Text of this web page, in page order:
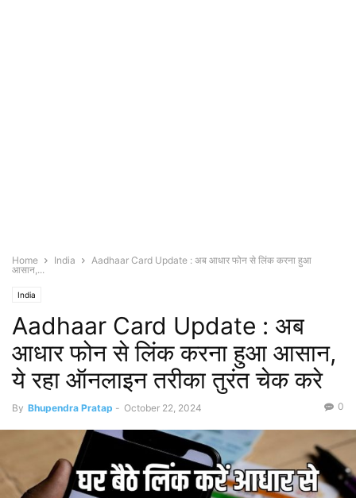
Home India
Aadhaar Card Update : अब आधार फोन से लिंक करना हुआ
आसान,...
India
Aadhaar Card Update : अब
आधार फोन से लिंक करना हुआ आसान,
ये रहा ऑनलाइन तरीका तुरंत चेक करे
By Bhupendra Pratap - October 22, 2024 0